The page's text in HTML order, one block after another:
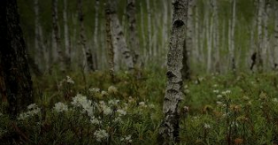
Lasy bagienne